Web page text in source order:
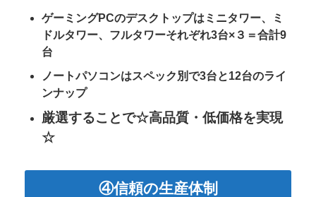
ゲーミングPCのデスクトップは ミニタワー、ミ
ドルタワー、フルタワーそれぞれ3台×３＝合計9
台
ノートパソコンはスペック別で3台と12台のライ
ンナップ
厳選することで☆高品質・低価格を実現
☆
④信頼の生産体制